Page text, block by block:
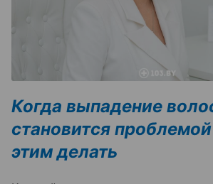
Когда выпадение
становится
этим делать